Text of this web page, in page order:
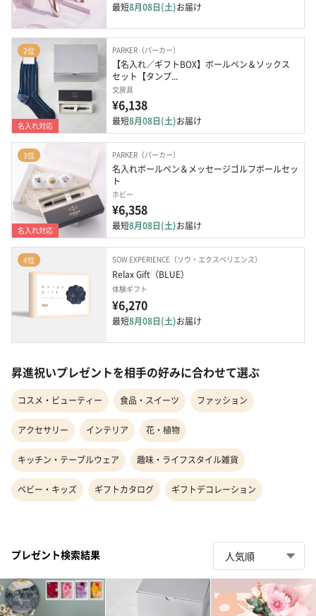
最短8月08日(土)お届け
2位
名入れ対応
PARKER（パーカー）
【名入れ／ギフトBOX】ボールペン＆ソックス
セット【タンプ...
文房具
¥6,138
最短8月08日(土)お届け
3位
名入れ対応
PARKER（パーカー）
名入れボールペン＆メッセージゴルフボールセッ
ト
ホビー
¥6,358
最短8月08日(土)お届け
4位 SOW EXPERIENCE（ソウ・エクスペリエンス）
Relax Gift（BLUE）
体験ギフト
¥6,270
最短8月08日(土)お届け
昇進祝いプレゼントを相手の好みに合わせて選ぶ
コスメ・ビューティー 食品・スイーツ ファッション
アクセサリー インテリア 花・植物
キッチン・テーブルウェア 趣味・ライフスタイル雑貨
ベビー・キッズ ギフトカタログ ギフトデコレーション
プレゼント検索結果